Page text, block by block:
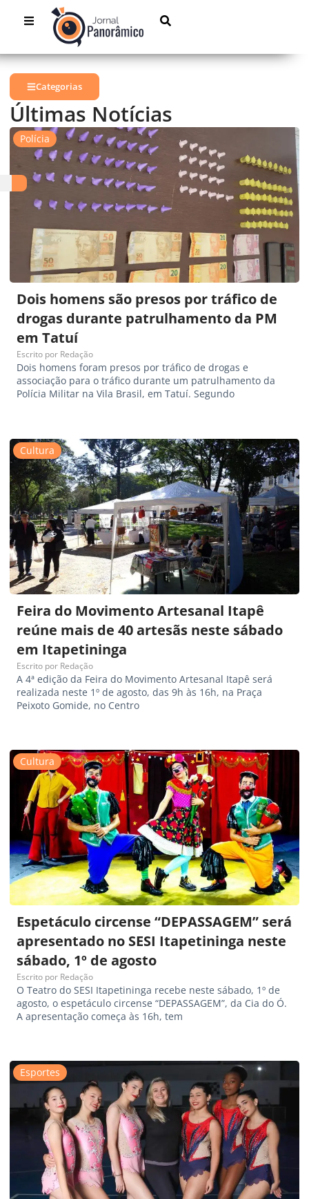
Categorias
Últimas Notícias
Polícia
Dois homens são presos por tráfico de
drogas durante patrulhamento da PM
em Tatuí
Escrito por Redação
Dois homens foram presos por tráfico de drogas e
associação para o tráfico durante um patrulhamento da
Polícia Militar na Vila Brasil, em Tatuí. Segundo
Cultura
Feira do Movimento Artesanal Itapê
reúne mais de 40 artesãs neste sábado
em Itapetininga
Escrito por Redação
A 4ª edição da Feira do Movimento Artesanal Itapê será
realizada neste 1º de agosto, das 9h às 16h, na Praça
Peixoto Gomide, no Centro
Cultura
Espetáculo circense “DEPASSAGEM” será
apresentado no SESI Itapetininga neste
sábado, 1º de agosto
Escrito por Redação
O Teatro do SESI Itapetininga recebe neste sábado, 1º de
agosto, o espetáculo circense “DEPASSAGEM”, da Cia do Ó.
A apresentação começa às 16h, tem
Esportes